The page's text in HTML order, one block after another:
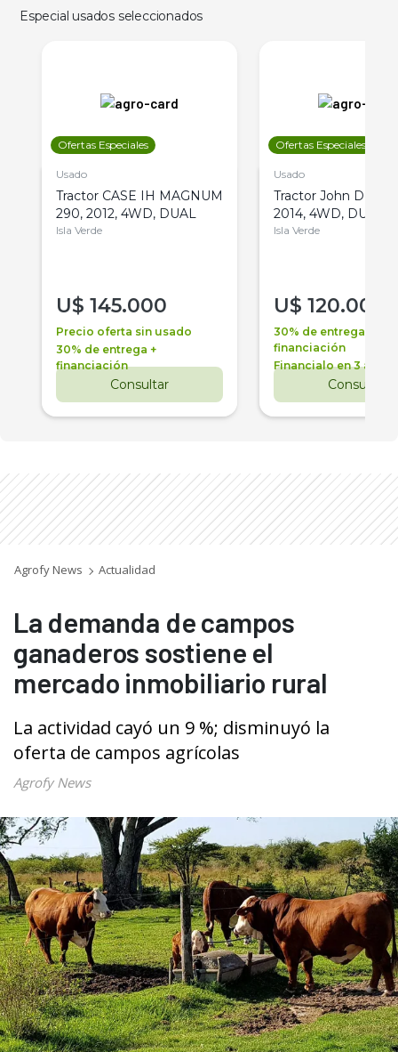
Especial usados seleccionados
Ofertas Especiales
Usado
Tractor CASE IH MAGNUM
290, 2012, 4WD, DUAL
Isla Verde
U$ 145.000
Precio oferta sin usado
30% de entrega +
financiación
Consultar
Ofertas Especiales
Usado
Tractor John Deere
2014, 4WD, DUAL
Isla Verde
U$ 120.000
30% de entrega +
financiación
Financialo en 3 años
Consultar
Agrofy News Actualidad
La demanda de campos
ganaderos sostiene el
mercado inmobiliario rural
La actividad cayó un 9 %; disminuyó la
oferta de campos agrícolas
Agrofy News